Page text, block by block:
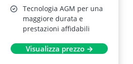
Tecnologia AGM per una
maggiore durata e
prestazioni affidabili
Visualizza prezzo →